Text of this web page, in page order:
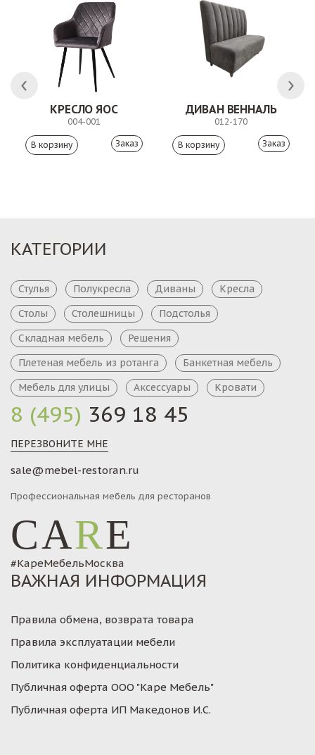
КРЕСЛО ЯОС
004-001
Заказ
ДИВАН ВЕННАЛЬ
012-170
Заказ
8 (495) 369 18 45
ПЕРЕЗВОНИТЕ МНЕ
sale@mebel-restoran.ru
Профессиональная мебель для ресторанов
CARE
#КареМебельМосква
КАТЕГОРИИ
Стулья Полукресла Диваны
Кресла
Столы
Столешницы
Подстолья
Складная мебель
Решения
Плетеная мебель из ротанга
Банкетная мебель
Мебель для улицы
Аксессуары Кровати
ВАЖНАЯ ИНФОРМАЦИЯ
Правила обмена, возврата товара
Правила эксплуатации мебели
Политика конфиденциальности
Публичная оферта ООО "Каре Мебель"
Публичная оферта ИП Македонов И.С.